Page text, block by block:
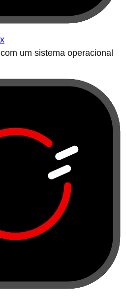
um sistema operacional